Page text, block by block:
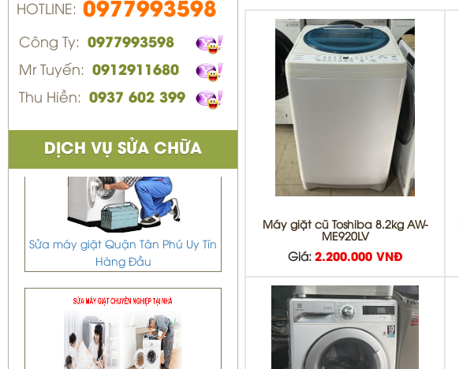
HOTLINE: 0977993598
Công Ty: 0977993598
Mr Tuyến: 0912911680
Thu Hiền: 0937 602 399
DỊCH VỤ SỬA CHỮA
Sửa máy giặt Quận Tân Phú Uy Tín
Hàng Đầu
Máy giặt cũ Toshiba 8.2kg AW-
ME920LV
Giá: 2.200.000 VNĐ